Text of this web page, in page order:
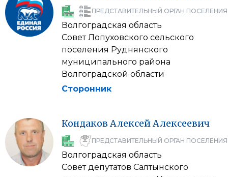
ПРЕДСТАВИТЕЛЬНЫЙ ОРГАН ПОСЕЛЕНИЯ
Волгоградская область
Совет Лопуховского сельского
поселения Руднянского
муниципального района
Волгоградской области
Сторонник
Кондаков АлексейАлексеевич
ПРЕДСТАВИТЕЛЬНЫЙ ОРГАН ПОСЕЛЕНИЯ
Волгоградская область
Совет депутатов Салтынского